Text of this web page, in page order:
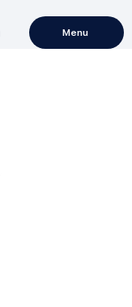
Menu